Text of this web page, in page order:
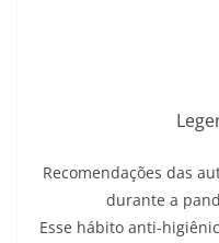
Recomendações das
durante a
Esse hábito anti-